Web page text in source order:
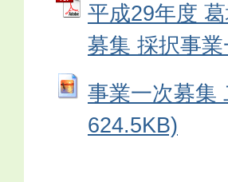
平成29年度
募集 採択事
事業一次募集
624.5KB)